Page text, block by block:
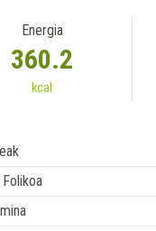
Energia
360.2
kcal